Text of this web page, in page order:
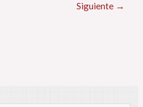
Siguiente →